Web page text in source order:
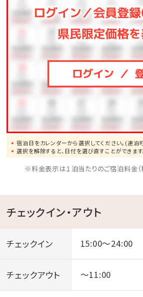
スポーツや知育ゲームなどが遊
一緒に体を動かしてリフレッシュ！
◆バギー
4歳からご利用可能です。家族・友
◆馬遊び
ヨナグニウマと触れ合えるプログ
◆その他、館内施設の最新の営業
ル公式ホームページをご確認くださ
宿泊日をカレンダーから選択してください。(連泊
選択を解除すると、日付を選び直すことができます
※料金表示は１泊当たりのご宿泊料金（
チェックイン・アウト
チェックイン 15:00～24:00
チェックアウト ～11:00